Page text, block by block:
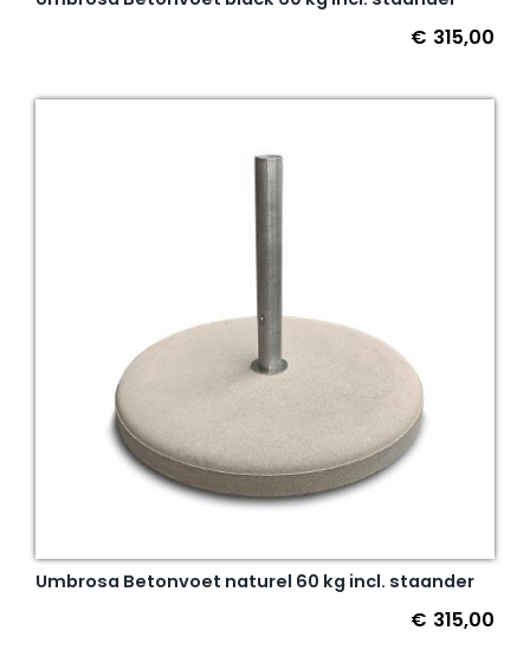
€ 315,00
Umbrosa Betonvoet naturel 60 kg incl. staander
€ 315,00